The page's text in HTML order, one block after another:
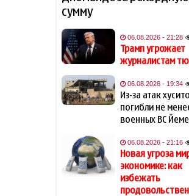
19:40
Кинолог развеял
собачьей обиде на
19:34
В Индии тигр убил
фермера
карьеру в Ла Лиге
19:20
В Шамкире за рулем
летний водитель
сумму
06.08.2026 - 21:28
Трамп угрожает
журналистам
06.08.2026 - 19:34
Из-за атак
погибли не
военных ВС
06.08.2026 - 21:16
Новая угроза
экономике: как
избежать